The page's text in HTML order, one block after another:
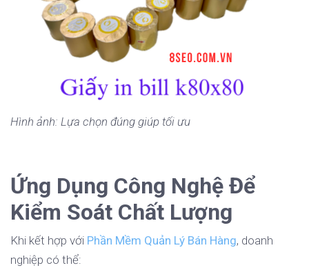
Hình ảnh: Lựa chọn đúng giúp tối ưu
Ứng Dụng Công Nghệ Để
Kiểm Soát Chất Lượng
Khi kết hợp với Phần Mềm Quản Lý Bán Hàng, doanh
nghiệp có thể: